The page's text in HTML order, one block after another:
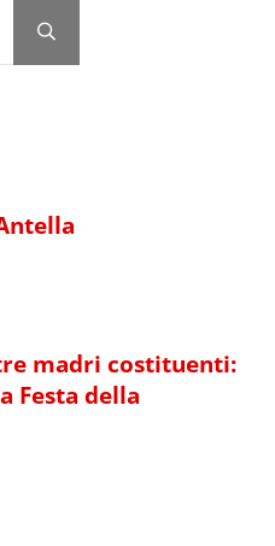
Submit search
madri costituenti:
Festa della